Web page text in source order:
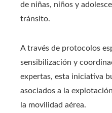
de niñas, niños y
tránsito.
A través de protocolos
sensibilización y
expertas, esta iniciativa
asociados a la
la movilidad aérea.